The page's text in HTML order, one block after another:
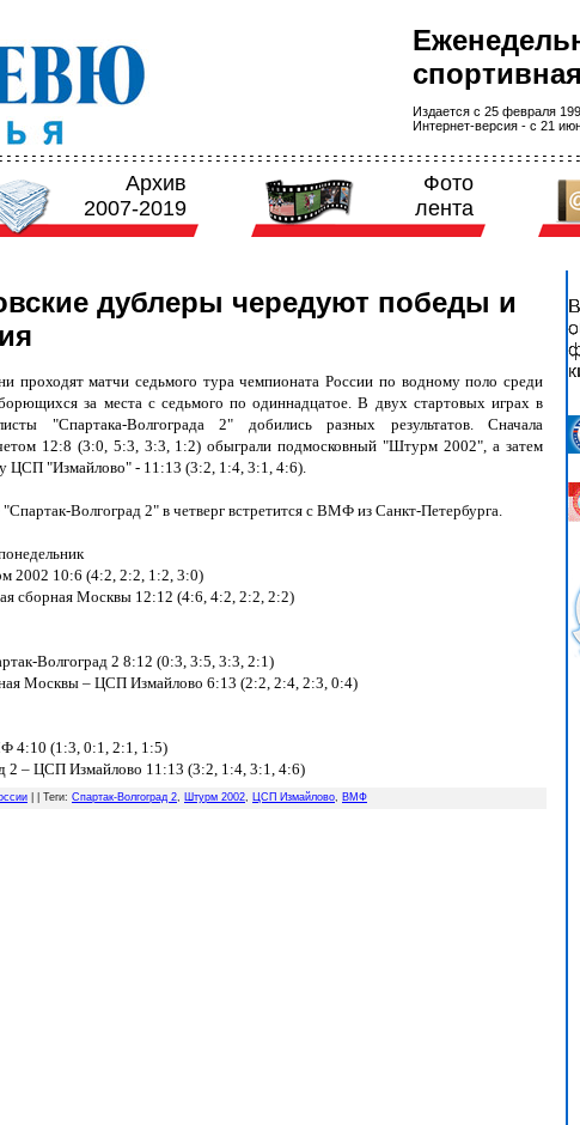
Издается с 25 февраля
Интернет-версия - с 21
Архив
2007-2019
Фото
лента
дублеры чередуют победы и
проходят матчи седьмого тура чемпионата России по водному поло среди
за места с седьмого по одиннадцатое. В двух стартовых играх в
"Спартака-Волгограда 2" добились разных результатов. Сначала
12:8 (3:0, 5:3, 3:3, 1:2) обыграли подмосковный "Штурм 2002", а затем
ЦСП "Измайлово" - 11:13 (3:2, 1:4, 3:1, 4:6).
Волгоград 2" в четверг встретится с ВМФ из Санкт-Петербурга.
2002 10:6 (4:2, 2:2, 1:2, 3:0)
сборная Москвы 12:12 (4:6, 4:2, 2:2, 2:2)
Волгоград 2 8:12 (0:3, 3:5, 3:3, 2:1)
Москвы – ЦСП Измайлово 6:13 (2:2, 2:4, 2:3, 0:4)
4:10 (1:3, 0:1, 2:1, 1:5)
2 – ЦСП Измайлово 11:13 (3:2, 1:4, 3:1, 4:6)
Теги: Спартак-Волгоград 2, Штурм 2002, ЦСП Измайлово, ВМФ